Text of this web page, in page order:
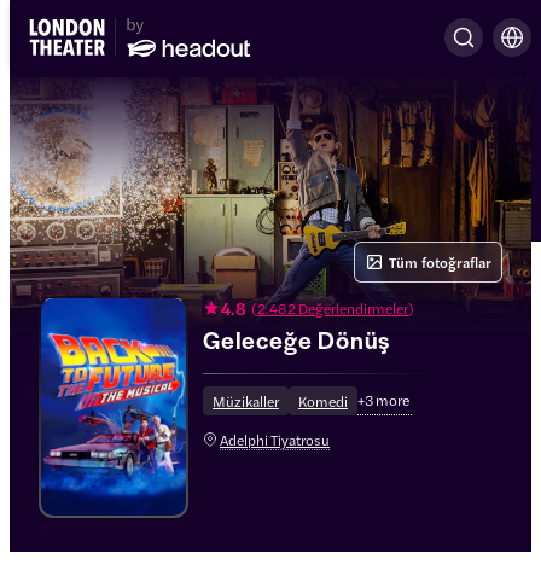
4.8 (2.482 Değerlendirmeler)
Geleceğe Dönüş
Müzikaller Komedi +3more
Adelphi Tiyatrosu
Tüm fotoğraflar